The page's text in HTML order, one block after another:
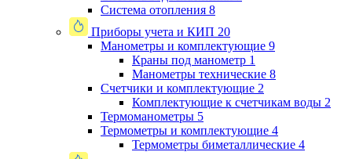
Система отопления 8
Приборы учета и КИП 20
Манометры и комплектующие 9
Краны под манометр 1
Манометры технические 8
Счетчики и комплектующие 2
Комплектующие к счетчикам воды 2
Термоманометры 5
Термометры и комплектующие 4
Термометры биметаллические 4